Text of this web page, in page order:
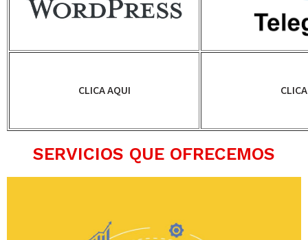
CLICA AQUI
SERVICIOS QUE OFRECEMOS